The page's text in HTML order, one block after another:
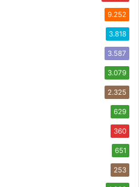
9.252
3.818
3.587
3.079
2.325
629
360
651
253